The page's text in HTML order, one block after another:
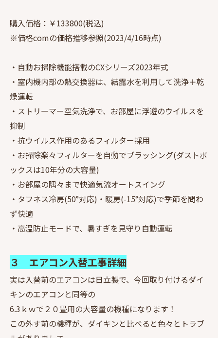
購入価格：￥133800(税込)
※価格comの価格推移参照(2023/4/16時点)
・自動お掃除機能搭載のCXシリーズ2023年式
・室内機内部の熱交換器は、結露水を利用して洗浄＋乾
燥運転
・ストリーマー空気洗浄で、お部屋に浮遊のウイルスを
抑制
・抗ウイルス作用のあるフィルター採用
・お掃除楽々フィルターを自動でブラッシング(ダストボ
ックスは10年分の大容量)
・お部屋の隅々まで快適気流オートスイング
・タフネス冷房(50°対応)・暖房(-15°対応)で季節を問わ
ず快適
・高温防止モードで、暑すぎを見守り自動運転
３ エアコン入替工事詳細
実は入替前のエアコンは日立製で、今回取り付けるダイ
キンのエアコンと同等の
6.3ｋｗで２０畳用の大容量の機種になります！
この外す前の機種が、ダイキンと比べると色々とトラブ